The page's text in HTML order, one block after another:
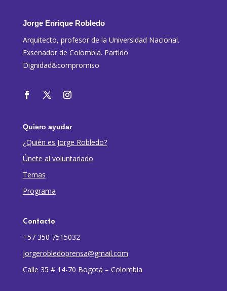
Jorge Enrique Robledo
Arquitecto, profesor de la Universidad Nacional.
Exsenador de Colombia. Partido
Dignidad&compromiso
Quiero ayudar
¿Quién es Jorge Robledo?
Únete al voluntariado
Temas
Programa
Contacto
+57 350 7515032
jorgerobledoprensa@gmail.com
Calle 35 # 14-70 Bogotá – Colombia